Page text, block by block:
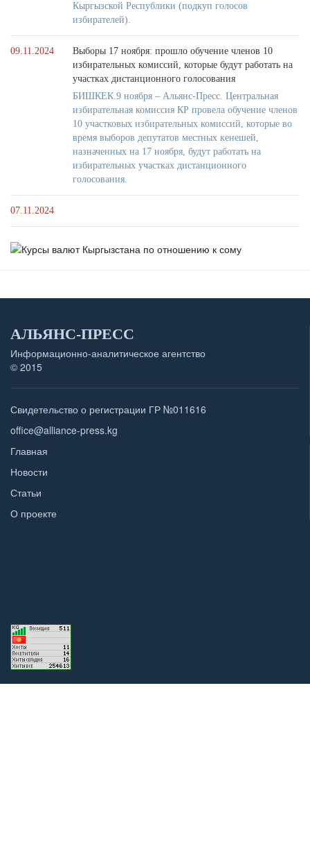
Кыргызской Республики (подкуп голосов
избирателей).
09.11.2024
Выборы 17 ноября: прошло обучение членов 10
избирательных комиссий, которые будут работать на
участках дистанционного голосования
БИШКЕК.9 ноября – Альянс-Пресс. Центральная
избирательная комиссия КР провела обучение членов
10 участковых избирательных комиссий, которые во
время выборов депутатов местных кенешей,
назначенных на 17 ноября, будут работать на
избирательных участках дистанционного
голосования.
07.11.2024
АЛЬЯНС-ПРЕСС
Информационно-аналитическое агентство
© 2015
Свидетельство о регистрации ГР №011616
office@alliance-press.kg
Главная
Новости
Статьи
О проекте